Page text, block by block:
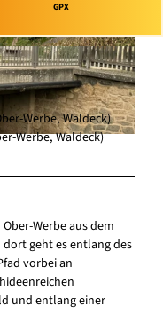
| CC-BY-SA
Riebeling, Edersee | Deine Region: wil
d, bunt, gesund. |CC-BY-SA
GPX
Werbe, Waldeck)
Werbe, Waldeck)
Werbe aus dem
geht es entlang des
vorbei an
und entlang einer